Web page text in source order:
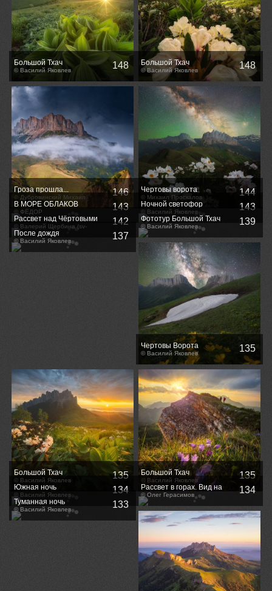
Большой Тхач
© Василий Яковлев 148 Большой Тхач
© Василий Яковлев 148
Гроза прошла...
© Дубровинский Михаил 146
Чертовы ворота
(Ачешбоки) ночью
© Михаил Проскалов 144
В МОРЕ ОБЛАКОВ
© ФЁДОР 143 Ночной светофор
© Василий Яковлев 143
Рассвет над Чёртовыми
воротами
© Валерий Щербина (sv-
phototravel.com)
142 Фототур Большой Тхач
© Василий Яковлев 139
После дождя
© Василий Яковлев 137
Чертовы Ворота
© Василий Яковлев 135
Большой Тхач
© Василий Яковлев 135 Большой Тхач
© Василий Яковлев 135
Южная ночь
© Василий Яковлев 134
Рассвет в горах. Вид на
Тхач
© Олег Герасимов 134
Туманная ночь
© Василий Яковлев 133